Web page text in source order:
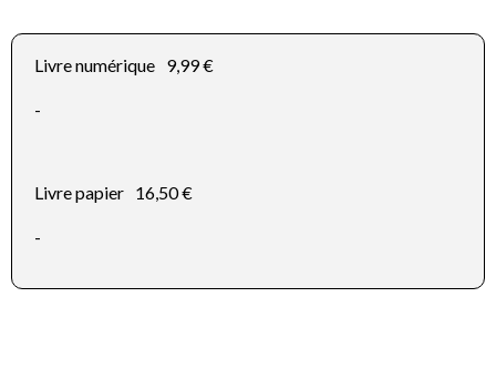
Livre numérique 9,99 €
-
Livre papier 16,50 €
-